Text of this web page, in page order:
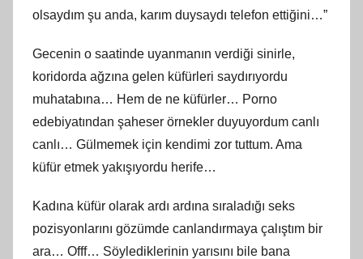
olsaydım şu anda, karım duysaydı telefon ettiğini…”
Gecenin o saatinde uyanmanın verdiği sinirle,
koridorda ağzına gelen küfürleri saydırıyordu
muhatabına… Hem de ne küfürler… Porno
edebiyatından şaheser örnekler duyuyordum canlı
canlı… Gülmemek için kendimi zor tuttum. Ama
küfür etmek yakışıyordu herife…
Kadına küfür olarak ardı ardına sıraladığı seks
pozisyonlarını gözümde canlandırmaya çalıştım bir
ara… Offf… Söylediklerinin yarısını bile bana